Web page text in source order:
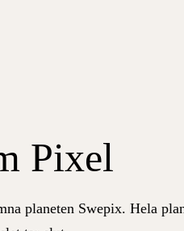
Pixel
planeten Swepix. Hela